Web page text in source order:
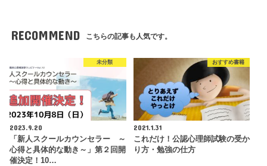
RECOMMEND こちらの記事も人気です。
未分類
2023.9.20
「新人スクールカウンセラー ～
心得と具体的な動き～」第２回開
催決定！10…
おすすめ書籍
2021.1.31
これだけ！公認心理師試験の受か
り方・勉強の仕方